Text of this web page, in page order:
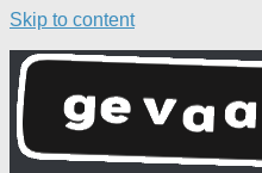
Skip to content